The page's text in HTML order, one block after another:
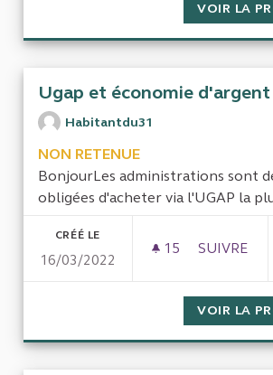
VOIR LA
Ugap et économie
Habitantdu31
NON RETENUE
BonjourLes administrations sont
obligées d'acheter via l'UGAP la
CRÉÉ LE
16/03/2022
15 15 ABONNÉS
SUIVRE
VOIR LA